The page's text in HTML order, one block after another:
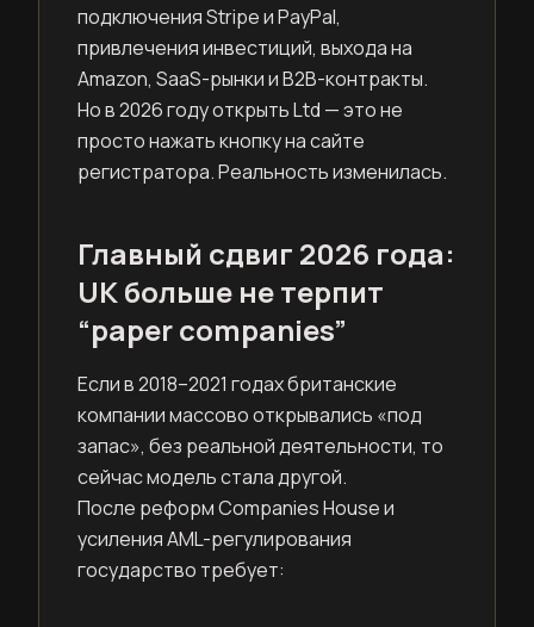
подключения Stripe и PayPal,
привлечения инвестиций, выхода на
Amazon, SaaS-рынки и B2B-контракты.
Но в 2026 году открыть Ltd — это не
просто нажать кнопку на сайте
регистратора. Реальность изменилась.
Главный сдвиг 2026 года:
UK больше не терпит
“paper companies”
Если в 2018–2021 годах британские
компании массово открывались «под
запас», без реальной деятельности, то
сейчас модель стала другой.
После реформ Companies House и
усиления AML-регулирования
государство требует: